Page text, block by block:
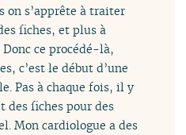
on s’apprête à traiter
fiches, et plus à
ce procédé-là,
c’est le début d’une
Pas à chaque fois, il y
des fiches pour des
Mon cardiologue a des